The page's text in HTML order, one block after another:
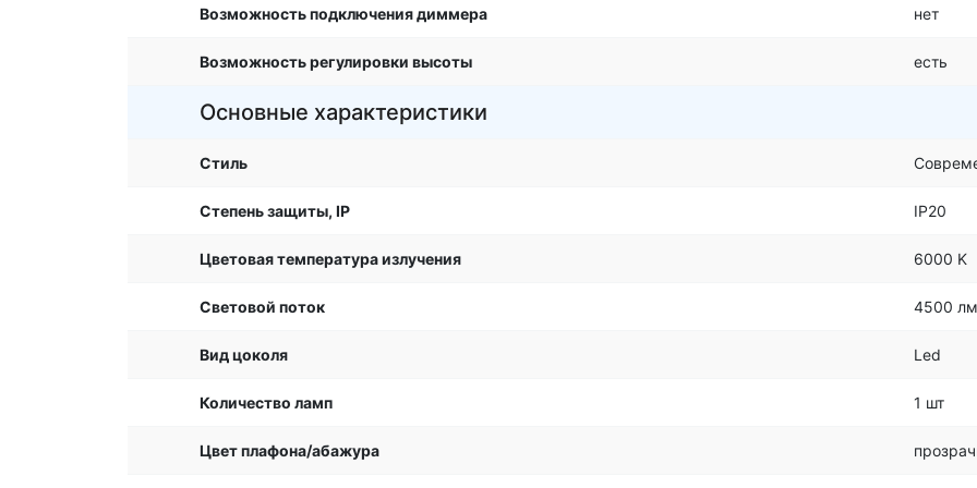
Возможность подключения диммера нет
Возможность регулировки высоты есть
Основные характеристики
Стиль
Степень защиты, IP IP20
Цветовая температура излучения 6000 K
Световой поток 4500 лм
Вид цоколя Led
Количество ламп 1 шт
Цвет плафона/абажура